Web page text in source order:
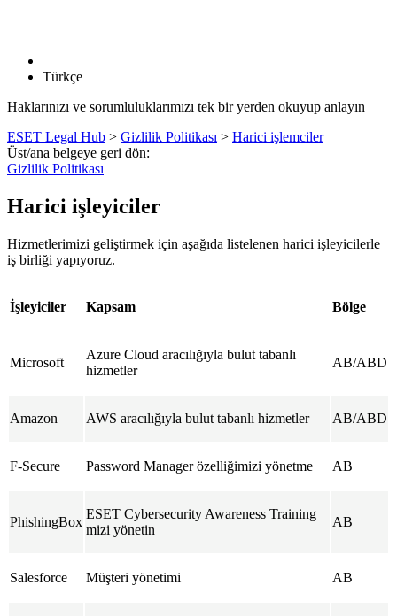
Türkçe
Haklarınızı ve sorumluluklarımızı tek bir yerden okuyup anlayın
ESET Legal Hub > Gizlilik Politikası > Harici işlemciler
Üst/ana belgeye geri dön:
Gizlilik Politikası
Harici işleyiciler
Hizmetlerimizi geliştirmek için aşağıda listelenen harici işleyicilerle
iş birliği yapıyoruz.
İşleyiciler Kapsam Bölge
Microsoft
Azure Cloud aracılığıyla bulut tabanlı
hizmetler
AB/ABD
Amazon AWS aracılığıyla bulut tabanlı hizmetler AB/ABD
F-Secure Password Manager özelliğimizi yönetme AB
PhishingBox
ESET Cybersecurity Awareness Training
mizi yönetin
AB
Salesforce Müşteri yönetimi AB